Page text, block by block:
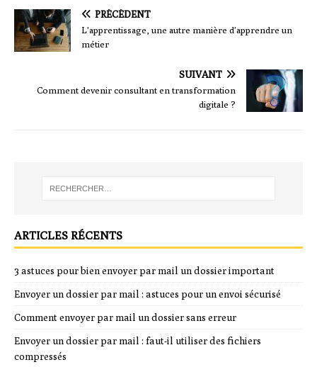
PRÉCÉDENT
L’apprentissage, une autre manière d’apprendre un
métier
SUIVANT
Comment devenir consultant en transformation
digitale ?
ARTICLES RÉCENTS
3 astuces pour bien envoyer par mail un dossier important
Envoyer un dossier par mail : astuces pour un envoi sécurisé
Comment envoyer par mail un dossier sans erreur
Envoyer un dossier par mail : faut-il utiliser des fichiers
compressés